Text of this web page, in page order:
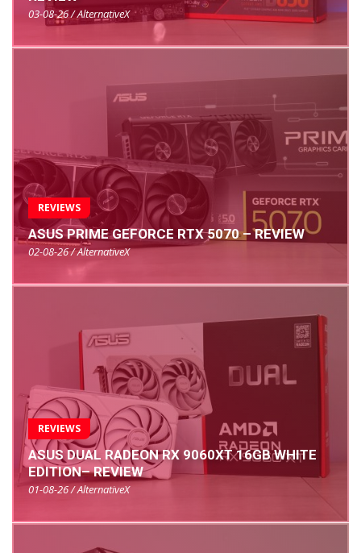
03-08-26 / AlternativeX
REVIEWS
ASUS PRIME GEFORCE RTX 5070 – REVIEW
02-08-26 / AlternativeX
REVIEWS
ASUS DUAL RADEON RX 9060XT 16GB WHITE
EDITION– REVIEW
01-08-26 / AlternativeX